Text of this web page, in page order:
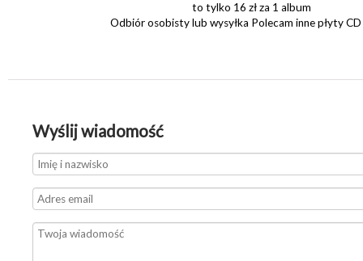
to tylko 16 zł za 1 album
Odbiór osobisty lub wysyłka Polecam inne płyty
Wyślij wiadomość